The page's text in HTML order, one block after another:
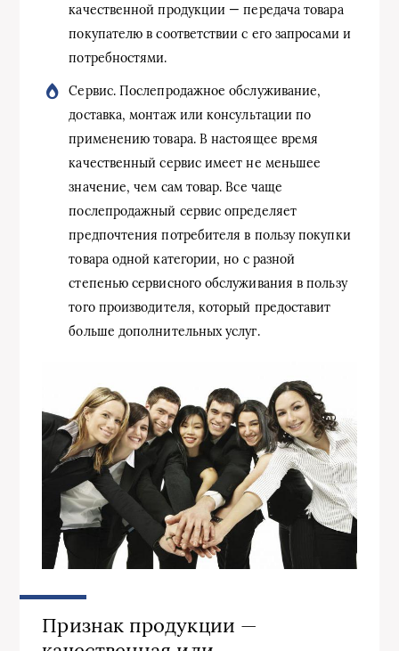
качественной продукции — передача товара
покупателю в соответствии с его запросами и
потребностями.
Сервис. Послепродажное обслуживание,
доставка, монтаж или консультации по
применению товара. В настоящее время
качественный сервис имеет не меньшее
значение, чем сам товар. Все чаще
послепродажный сервис определяет
предпочтения потребителя в пользу покупки
товара одной категории, но с разной
степенью сервисного обслуживания в пользу
того производителя, который предоставит
больше дополнительных услуг.
Признак продукции —